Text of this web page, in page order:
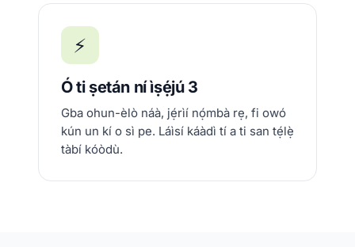
⚡
Ó ti ṣetán ní ìṣẹ́jú 3
Gba ohun-èlò náà, jẹ́rìí nọ́mbà rẹ, fi owó
kún un kí o sì pe. Láìsí káàdì tí a ti san tẹ́lẹ̀
tàbí kóòdù.